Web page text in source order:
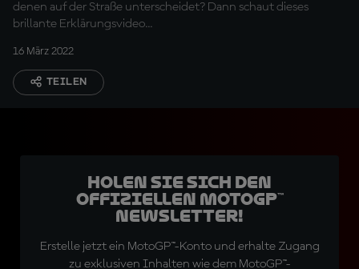
denen auf der Straße unterscheidet? Dann schaut dieses
brillante Erklärungsvideo...
16 März 2022
TEILEN
Holen Sie sich den
offiziellen MotoGP™
Newsletter!
Erstelle jetzt ein MotoGP™-Konto und erhalte Zugang
zu exklusiven Inhalten wie dem MotoGP™-